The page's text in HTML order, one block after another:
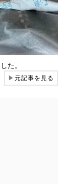
た。
▶元記事を見る